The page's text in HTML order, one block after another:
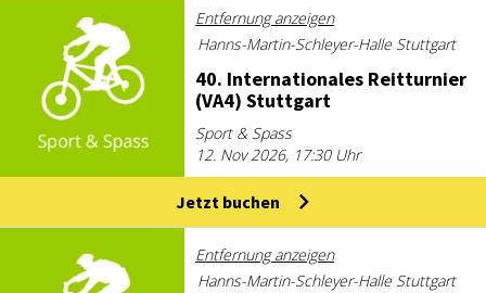
Entfernung anzeigen
Hanns-Martin-Schleyer-Halle Stuttgart
40. In­ter­na­tio­na­les Reit­tur­nier
(VA4) Stutt­gart
Sport & Spass
12. Nov 2026, 17:30 Uhr
Jetzt buchen
Entfernung anzeigen
Hanns-Martin-Schleyer-Halle Stuttgart